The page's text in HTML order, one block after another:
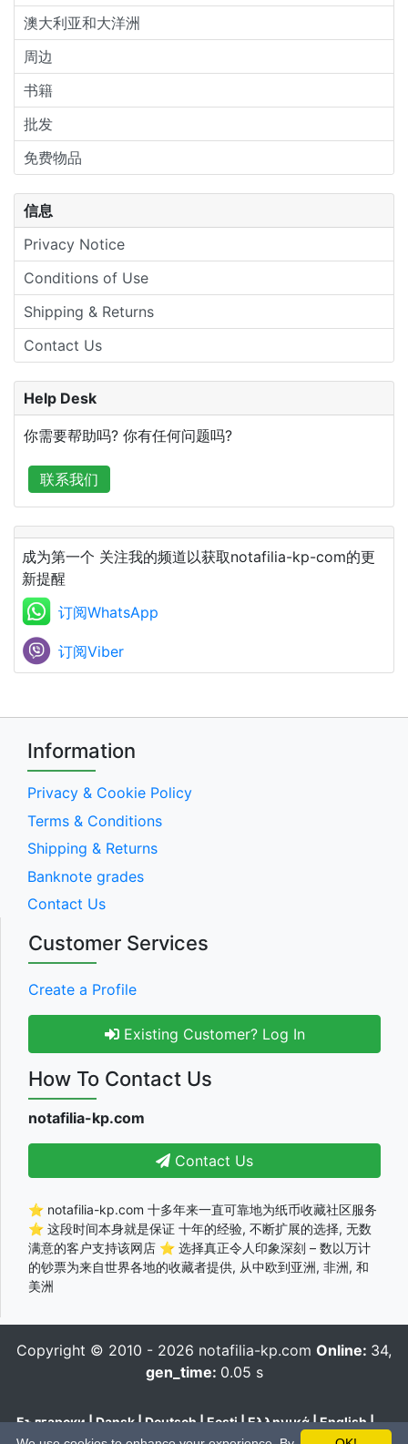
澳大利亚和大洋洲
周边
书籍
批发
免费物品
信息
Privacy Notice
Conditions of Use
Shipping & Returns
Contact Us
Help Desk
你需要帮助吗? 你有任何问题吗?
联系我们
成为第一个 关注我的频道以获取notafilia-kp-com的更
新提醒
订阅WhatsApp
订阅Viber
Information
Privacy & Cookie Policy
Terms & Conditions
Shipping & Returns
Banknote grades
Contact Us
Customer Services
Create a Profile
Existing Customer? Log In
How To Contact Us
notafilia-kp.com
Contact Us
⭐ notafilia-kp.com 十多年来一直可靠地为纸币收藏社区服务
⭐ 这段时间本身就是保证 十年的经验, 不断扩展的选择, 无数
满意的客户支持该网店 ⭐ 选择真正令人印象深刻 – 数以万计
的钞票为来自世界各地的收藏者提供, 从中欧到亚洲, 非洲, 和
美洲
Copyright © 2010 - 2026 notafilia-kp.com Online: 34,
gen_time: 0.05 s
Български|Dansk|Deutsch|Eesti|Ελληνικά|English|
Español|Français|Hrvatski|Italiano|Latviešu Lietuvių